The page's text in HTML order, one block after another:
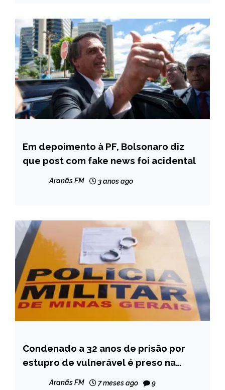
BRASIL
NOTÍCIAS
Em depoimento à PF, Bolsonaro diz
que post com fake news foi acidental
Aranãs FM 3 anos ago
CAPELINHA
NOTÍCIAS
Condenado a 32 anos de prisão por
estupro de vulnerável é preso na
Aranãs FM 7 meses ago 9